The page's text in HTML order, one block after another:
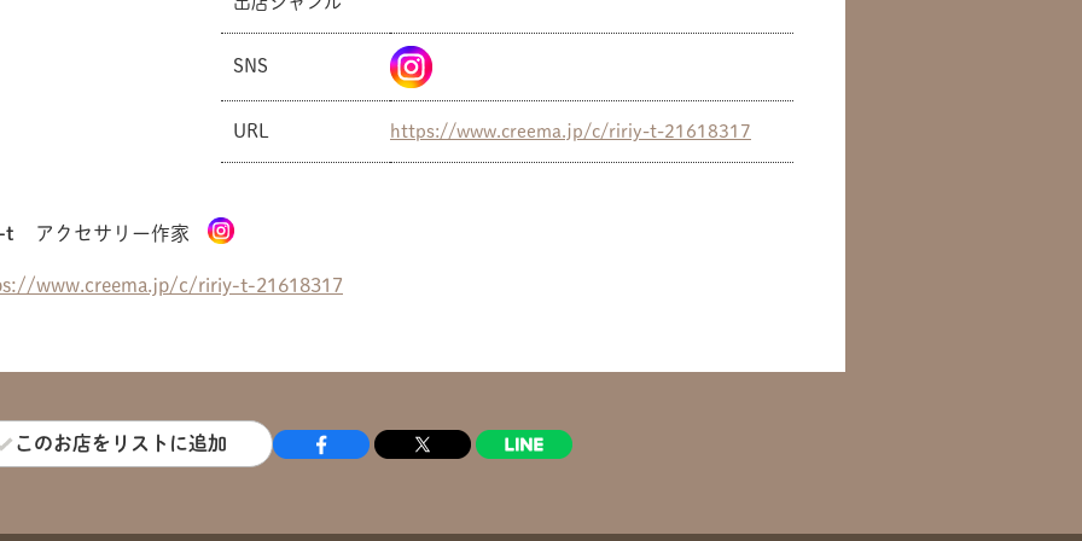
SNS
URL https://www.creema.jp/c/ririy-t-21618317
t アクセサリー作家
www.creema.jp/c/ririy-t-21618317
このお店をリストに追加